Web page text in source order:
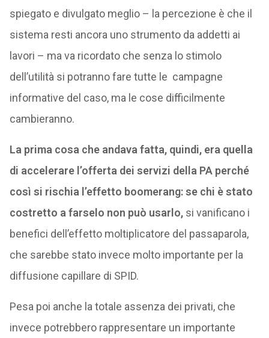
spiegato e divulgato meglio – la percezione è che il
sistema resti ancora uno strumento da addetti ai
lavori – ma va ricordato che senza lo stimolo
dell’utilità si potranno fare tutte le campagne
informative del caso, ma le cose difficilmente
cambieranno.
La prima cosa che andava fatta, quindi, era quella
di accelerare l’offerta dei servizi della PA perché
così si rischia l’effetto boomerang: se chi è stato
costretto a farselo non può usarlo, si vanificano i
benefici dell’effetto moltiplicatore del passaparola,
che sarebbe stato invece molto importante per la
diffusione capillare di SPID.
Pesa poi anche la totale assenza dei privati, che
invece potrebbero rappresentare un importante